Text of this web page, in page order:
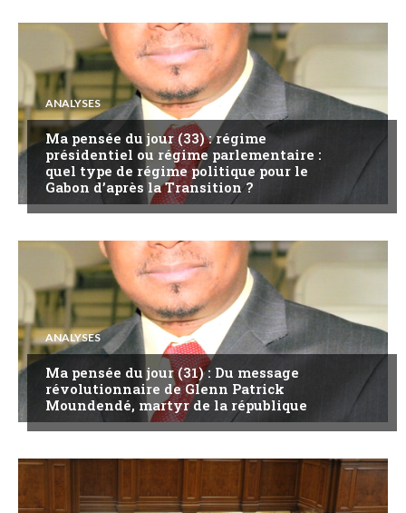
ANALYSES
Ma pensée du jour (33) : régime
présidentiel ou régime parlementaire :
quel type de régime politique pour le
Gabon d’après la Transition ?
ANALYSES
Ma pensée du jour (31) : Du message
révolutionnaire de Glenn Patrick
Moundendé, martyr de la république